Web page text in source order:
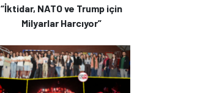
“İktidar, NATO ve Trump için
Milyarlar Harcıyor”